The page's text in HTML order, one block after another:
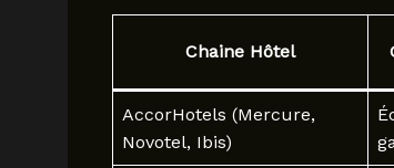
Chaine Hôtel
AccorHotels (Mercure,
Novotel, Ibis)